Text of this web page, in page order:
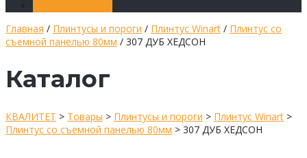
Главная / Плинтусы и пороги / Плинтус Winart / Плинтус со
съемной панелью 80мм / 307 ДУБ ХЕДСОН
Каталог
КВАЛИТЕТ > Товары > Плинтусы и пороги > Плинтус Winart >
Плинтус со съемной панелью 80мм > 307 ДУБ ХЕДСОН